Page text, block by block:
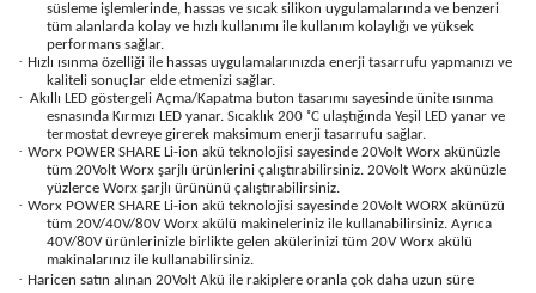
süsleme işlemlerinde, hassas ve sıcak silikon uygulamalarında ve benzeri
tüm alanlarda kolay ve hızlı kullanımı ile kullanım kolaylığı ve yüksek
performans sağlar.
· Hızlı ısınma özelliği ile hassas uygulamalarınızda enerji tasarrufu yapmanızı ve
kaliteli sonuçlar elde etmenizi sağlar.
· Akıllı LED göstergeli Açma/Kapatma buton tasarımı sayesinde ünite ısınma
esnasında Kırmızı LED yanar. Sıcaklık 200 ˚C ulaştığında Yeşil LED yanar ve
termostat devreye girerek maksimum enerji tasarrufu sağlar.
· Worx POWER SHARE Li-ion akü teknolojisi sayesinde 20Volt Worx akünüzle
tüm 20Volt Worx şarjlı ürünlerini çalıştırabilirsiniz. 20Volt Worx akünüzle
yüzlerce Worx şarjlı ürününü çalıştırabilirsiniz.
· Worx POWER SHARE Li-ion akü teknolojisi sayesinde 20Volt WORX akünüzü
tüm 20V/40V/80V Worx akülü makineleriniz ile kullanabilirsiniz. Ayrıca
40V/80V ürünlerinizle birlikte gelen akülerinizi tüm 20V Worx akülü
makinalarınız ile kullanabilirsiniz.
· Haricen satın alınan 20Volt Akü ile rakiplere oranla çok daha uzun süre